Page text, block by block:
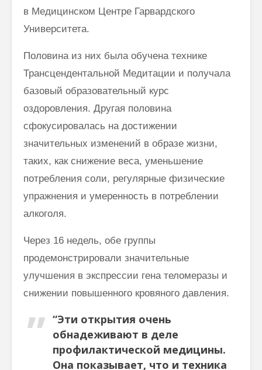
в Медицинском Центре Гарвардского
Университета.
Половина из них была обучена технике
Трансцендентальной Медитации и получала
базовый образовательный курс
оздоровления. Другая половина
сфокусировалась на достижении
значительных изменений в образе жизни,
таких, как снижение веса, уменьшение
потребления соли, регулярные физические
упражнения и умеренность в потреблении
алкоголя.
Через 16 недель, обе группы
продемонстрировали значительные
улучшения в экспрессии гена теломеразы и
снижении повышенного кровяного давления.
“Эти открытия очень
обнадеживают в деле
профилактической медицины.
Она показывает, что и техника